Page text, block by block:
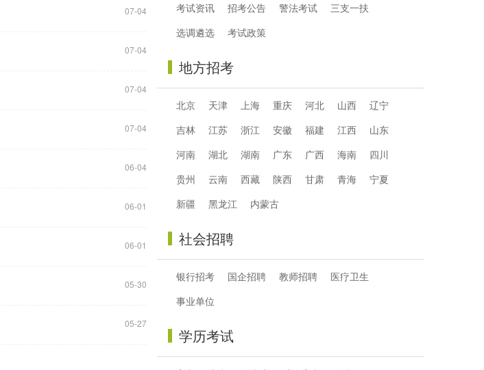
07-04
07-04
07-04
07-04
06-04
06-01
06-01
05-30
05-27
考试资讯 招考公告 警法考试
三支一扶
选调遴选
考试政策
地方招考
北京 天津 上海 重庆 河北 山西
辽宁
吉林
江苏 浙江 安徽 福建 江西
山东
河南
湖北 湖南 广东 广西 海南
四川
贵州
云南 西藏 陕西 甘肃 青海
宁夏
新疆
黑龙江 内蒙古
社会招聘
银行招考 国企招聘 教师招聘
医疗卫生
事业单位
学历考试